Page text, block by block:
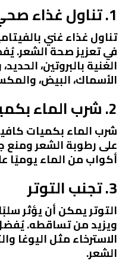
1. تناول غذاء صحي
تناول غذاء غني
في تعزيز صحة الشعر.
الغنية بالبروتين،
الأسماك، البيض،
2. شرب الماء بكميات كافية
شرب الماء بكميات
أكواب من الماء يوميًا
3. تجنب التوتر
التوتر يمكن أن يؤثر
ويزيد من تساقطه.
الاسترخاء مثل اليوغا
الشعر.